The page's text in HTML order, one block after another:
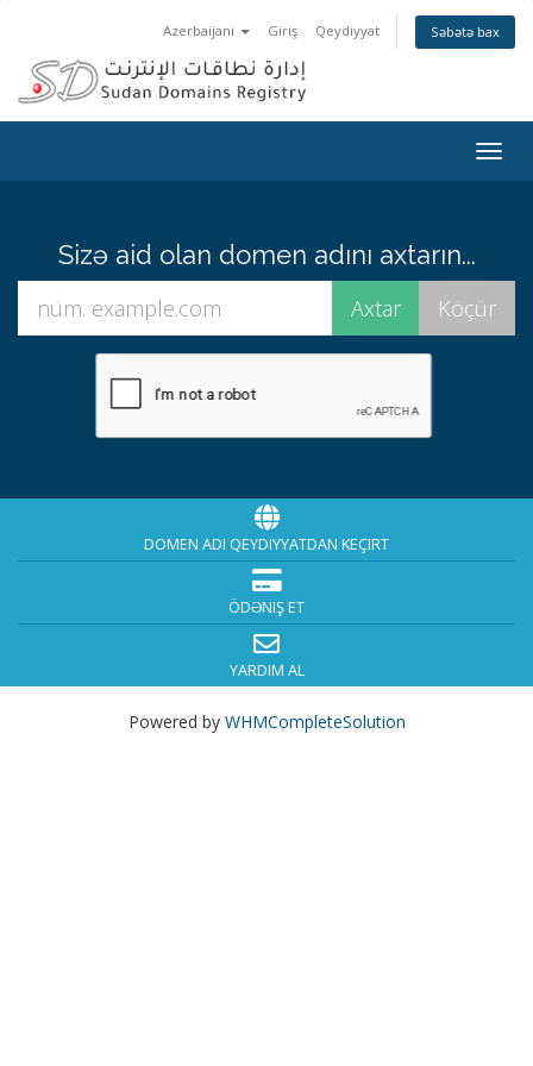
Azerbaijani Giriş Qeydiyyat Səbətə bax
Sizə aid olan domen adını axtarın...
DOMEN ADI QEYDIYYATDAN KEÇIRT
ÖDƏNIŞ ET
YARDIM AL
Powered by WHMCompleteSolution